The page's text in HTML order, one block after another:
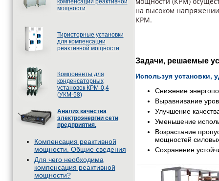
компенсации реактивной
мощности
Тиристорные установки
для компенсации
реактивной мощности
Компоненты для
конденсаторных
установок КРМ-0,4
(УКМ-58)
Анализ качества
электроэнергии сети
предприятия.
Компенсация реактивной
мощности. Общие сведения
Для чего необходима
компенсация реактивной
мощности?
на высоком
КРМ.
Задачи, решаемые
Используя установки,
Снижение
Выравнивание
Улучшение
Уменьшение
Возрастание
мощностей
Сохранение